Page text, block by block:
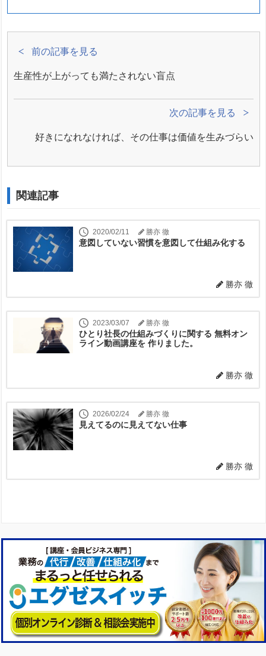
前の記事を見る
生産性が上がっても満たされない盲点
次の記事を見る
好きになれなければ、その仕事は価値を生みづらい
関連記事
2020/02/11 勝亦 徹
意図していない習慣を意図して仕組み化する
勝亦 徹
2023/03/07 勝亦 徹
ひとり社長の仕組みづくりに関する 無料オン
ライン動画講座を 作りました。
勝亦 徹
2026/02/24 勝亦 徹
見えてるのに見えてない仕事
勝亦 徹